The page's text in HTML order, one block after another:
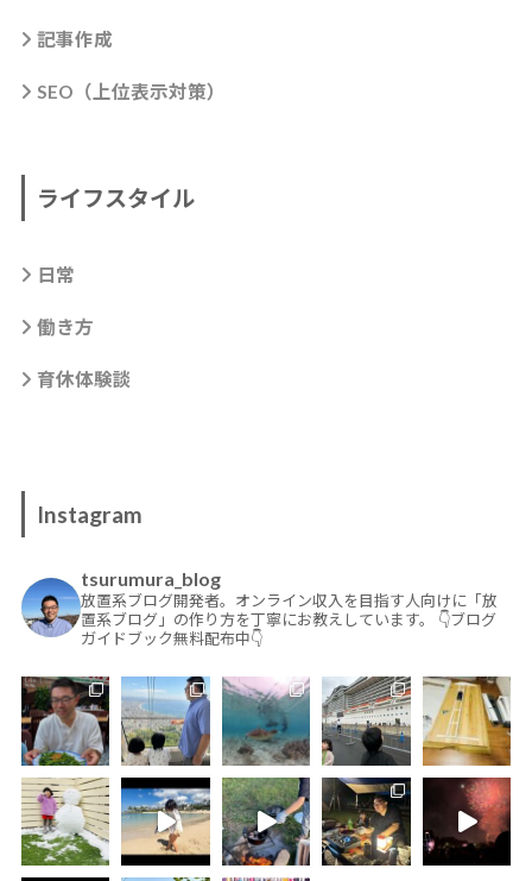
記事作成
SEO（上位表示対策）
ライフスタイル
日常
働き方
育休体験談
Instagram
tsurumura_blog
放置系ブログ開発者。オンライン収入を目指す人向けに「放
置系ブログ」の作り方を丁寧にお教えしています。
👇ブログ
ガイドブック無料配布中👇